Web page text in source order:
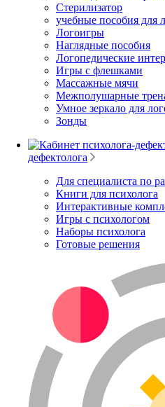
Стерилизатор
учебные пособия для
Логоигры
Наглядные пособия
Логопедические
Игры с флешками
Массажные мячи
Межполушарные
Умное зеркало для
Зонды
дефектолога
Для специалиста по
Книги для психолога
Интерактивные
Игры с психологом
Наборы психолога
Готовые решения